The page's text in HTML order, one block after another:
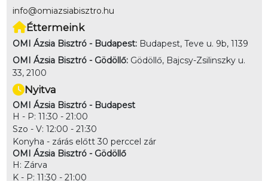
info@omiazsiabisztro.hu
Éttermeink
OMI Ázsia Bisztró - Budapest: Budapest, Teve u. 9b, 1139
OMI Ázsia Bisztró - Gödöllő: Gödöllő, Bajcsy-Zsilinszky u.
33, 2100
Nyitva
OMI Ázsia Bisztró - Budapest
H - P: 11:30 - 21:00
Szo - V: 12:00 - 21:30
Konyha - zárás előtt 30 perccel zár
OMI Ázsia Bisztró - Gödöllő
H: Zárva
K - P: 11:30 - 21:00